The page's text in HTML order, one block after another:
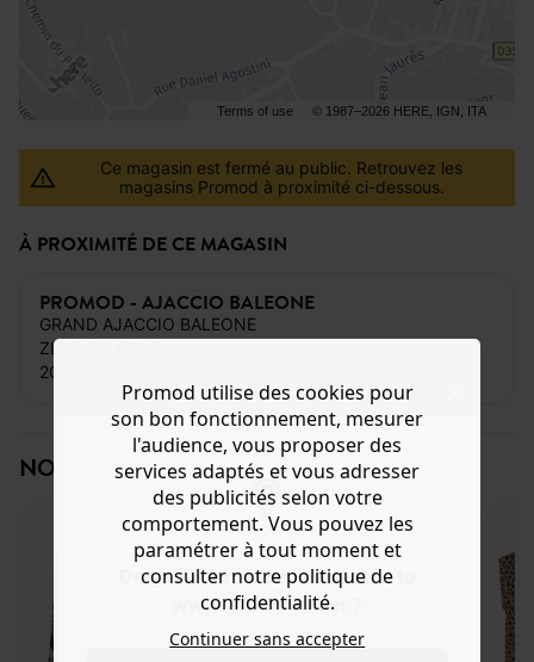
Do you want to be redirected to
www.promod.com ?
Terms of use © 1987–2026 HERE, IGN, ITA
Ce magasin est fermé au public. Retrouvez les
magasins Promod à proximité ci-dessous.
À PROXIMITÉ DE CE MAGASIN
PROMOD - AJACCIO BALEONE
GRAND AJACCIO BALEONE
ZI DE BALEONE
20167 SARROLA-CARCOPINO, FR
NOS CLIENTES SONT LOVE LOVE!
Promod utilise des cookies pour
son bon fonctionnement, mesurer
l'audience, vous proposer des
services adaptés et vous adresser
des publicités selon votre
comportement. Vous pouvez les
paramétrer à tout moment et
consulter notre politique de
confidentialité.
Continuer sans accepter